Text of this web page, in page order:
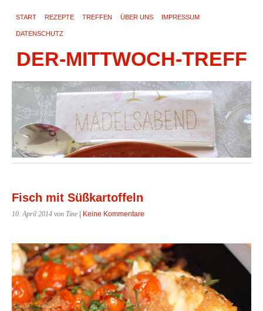
START REZEPTE TREFFEN ÜBER UNS IMPRESSUM
DATENSCHUTZ
DER-MITTWOCH-TREFF
Fisch mit Süßkartoffeln
10. April 2014 von Tine | Keine Kommentare